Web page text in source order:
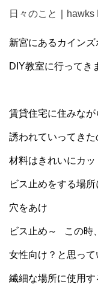
日々のこと
hawks
新宮にあるカインズ
DIY教室に行ってき
賃貸住宅に住みな
誘われていってきた
材料はきれいにカ
ビス止めをする場
穴をあけ
ビス止め～ この時
女性向け？と思っ
繊細な場所に使用